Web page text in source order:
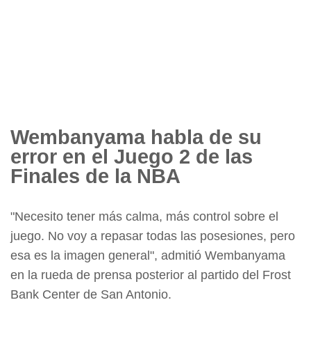
Wembanyama habla de su
error en el Juego 2 de las
Finales de la NBA
"Necesito tener más calma, más control sobre el
juego. No voy a repasar todas las posesiones, pero
esa es la imagen general", admitió Wembanyama
en la rueda de prensa posterior al partido del Frost
Bank Center de San Antonio.